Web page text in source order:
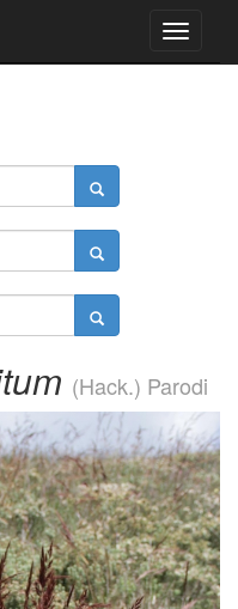
Menu
(Hack.) Parodi